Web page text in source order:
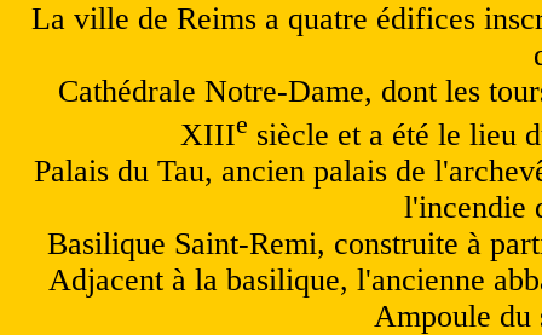
La ville de Reims a quatre édifices
Cathédrale Notre-Dame, dont les
XIIIe siècle et a été le lieu
Palais du Tau, ancien palais de
l'incendie
Basilique Saint-Remi, construite à
Adjacent à la basilique, l'ancienne
Ampoule du